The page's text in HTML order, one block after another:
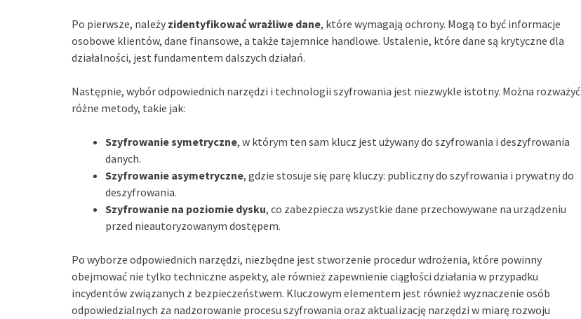
Po pierwsze, należy zidentyfikować wrażliwe dane, które wymagają ochrony. Mogą to być informacje
osobowe klientów, dane finansowe, a także tajemnice handlowe. Ustalenie, które dane są krytyczne dla
działalności, jest fundamentem dalszych działań.
Następnie, wybór odpowiednich narzędzi i technologii szyfrowania jest niezwykle istotny. Można rozważyć
różne metody, takie jak:
Szyfrowanie symetryczne, w którym ten sam klucz jest używany do szyfrowania i deszyfrowania
danych.
Szyfrowanie asymetryczne, gdzie stosuje się parę kluczy: publiczny do szyfrowania i prywatny do
deszyfrowania.
Szyfrowanie na poziomie dysku, co zabezpiecza wszystkie dane przechowywane na urządzeniu
przed nieautoryzowanym dostępem.
Po wyborze odpowiednich narzędzi, niezbędne jest stworzenie procedur wdrożenia, które powinny
obejmować nie tylko techniczne aspekty, ale również zapewnienie ciągłości działania w przypadku
incydentów związanych z bezpieczeństwem. Kluczowym elementem jest również wyznaczenie osób
odpowiedzialnych za nadzorowanie procesu szyfrowania oraz aktualizację narzędzi w miarę rozwoju